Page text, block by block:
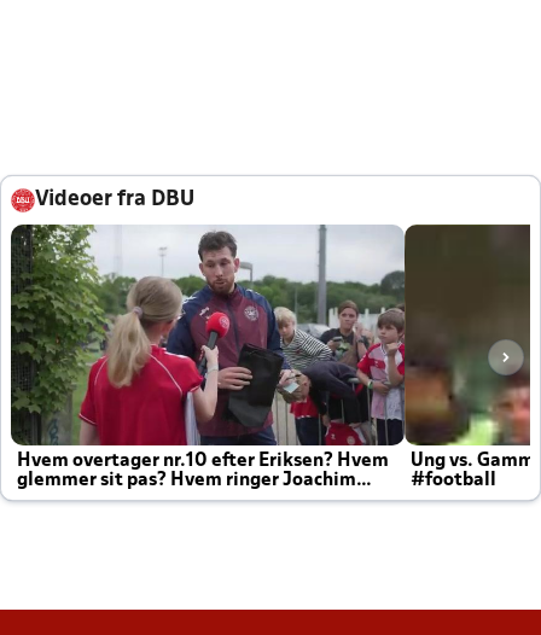
Videoer fra DBU
Hvem overtager nr.10 efter Eriksen? Hvem
glemmer sit pas? Hvem ringer Joachim
altid til efter kampe?
Ung vs.
#football